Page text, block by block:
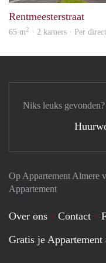
Rentmeesterstraat
65 m2 · 2 kamers · Per
Op Appartement Almere
Appartement
Over ons Contact
Gratis je
Niks leuks